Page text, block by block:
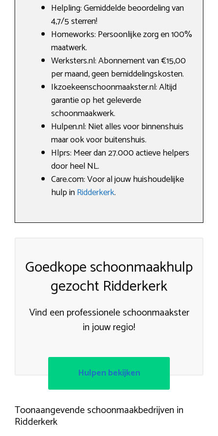
Helpling: Gemiddelde beoordeling van
4,7/5 sterren!
Homeworks: Persoonlijke zorg en 100%
maatwerk.
Werksters.nl: Abonnement van €15,00
per maand, geen bemiddelingskosten.
Ikzoekeenschoonmaakster.nl: Altijd
garantie op het geleverde
schoonmaakwerk.
Hulpen.nl: Niet alles voor binnenshuis
maar ook voor buitenshuis.
Hlprs: Meer dan 27.000 actieve helpers
door heel NL.
Care.com: Voor al jouw huishoudelijke
hulp inRidderkerk.
Goedkope schoonmaakhulp
gezocht Ridderkerk
Vind een professionele schoonmaakster
in jouw regio!
Hulpen bekijken
Toonaangevende schoonmaakbedrijven in
Ridderkerk